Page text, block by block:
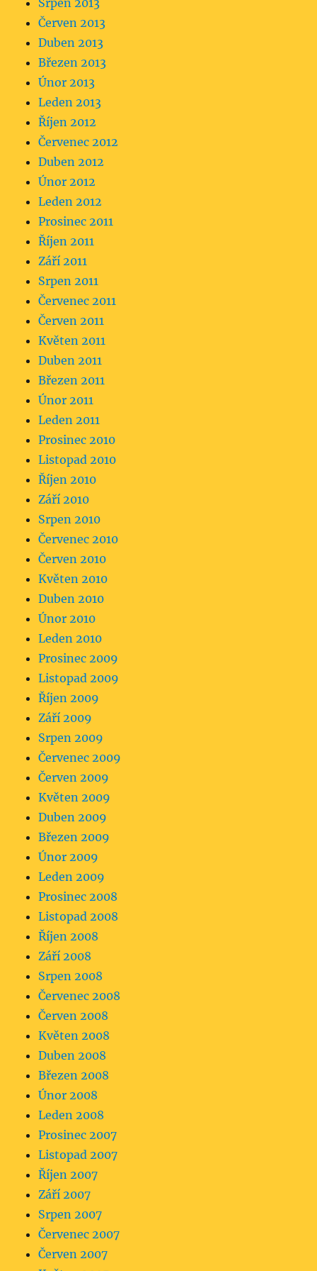
Srpen 2013
Červen 2013
Duben 2013
Březen 2013
Únor 2013
Leden 2013
Říjen 2012
Červenec 2012
Duben 2012
Únor 2012
Leden 2012
Prosinec 2011
Říjen 2011
Září 2011
Srpen 2011
Červenec 2011
Červen 2011
Květen 2011
Duben 2011
Březen 2011
Únor 2011
Leden 2011
Prosinec 2010
Listopad 2010
Říjen 2010
Září 2010
Srpen 2010
Červenec 2010
Červen 2010
Květen 2010
Duben 2010
Únor 2010
Leden 2010
Prosinec 2009
Listopad 2009
Říjen 2009
Září 2009
Srpen 2009
Červenec 2009
Červen 2009
Květen 2009
Duben 2009
Březen 2009
Únor 2009
Leden 2009
Prosinec 2008
Listopad 2008
Říjen 2008
Září 2008
Srpen 2008
Červenec 2008
Červen 2008
Květen 2008
Duben 2008
Březen 2008
Únor 2008
Leden 2008
Prosinec 2007
Listopad 2007
Říjen 2007
Září 2007
Srpen 2007
Červenec 2007
Červen 2007